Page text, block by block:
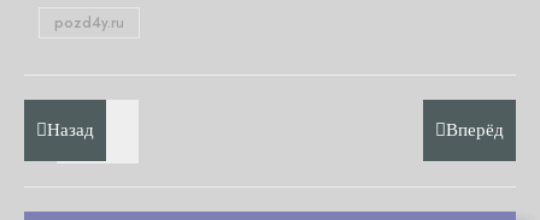
pozd4y.ru
Назад Вперёд